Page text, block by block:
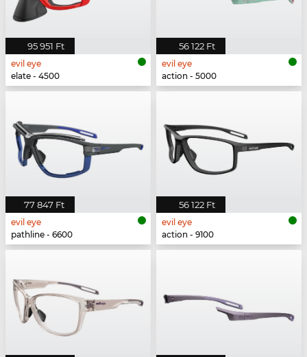
95 951 Ft
evil eye
elate - 4500
56 122 Ft
evil eye
action - 5000
77 847 Ft
evil eye
pathline - 6600
56 122 Ft
evil eye
action - 9100